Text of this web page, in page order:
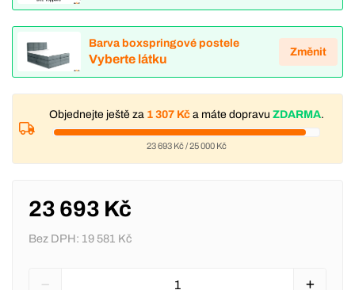
Barva boxspringové postele
Vyberte látku
Změnit
Objednejte ještě za 1 307 Kča máte dopravu ZDARMA.
23 693 Kč/25 000 Kč
23 693 Kč
Bez DPH: 19 581 Kč